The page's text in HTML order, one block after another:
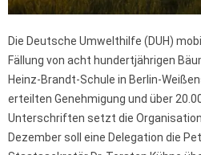
Die Deutsche Umwelthilfe (DUH)
Fällung von acht hundertjährigen
Heinz-Brandt-Schule in Berlin-
erteilten Genehmigung und über
Unterschriften setzt die
Dezember soll eine Delegation die